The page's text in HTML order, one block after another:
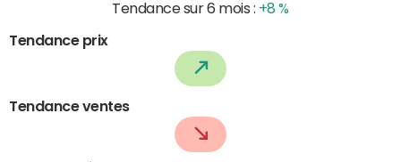
Tendance sur 6 mois : +8 %
Tendance prix
Tendance ventes